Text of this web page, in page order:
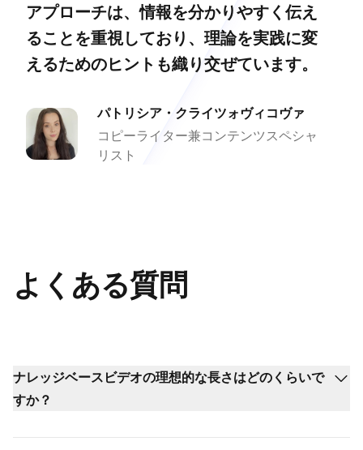
アプローチは、情報を分かりやすく伝え
ることを重視しており、理論を実践に変
えるためのヒントも織り交ぜています。
パトリシア・クライツォヴィコヴァ
コピーライター兼コンテンツスペシャ
リスト
よくある質問
ナレッジベースビデオの理想的な長さはどのくらいで
すか？